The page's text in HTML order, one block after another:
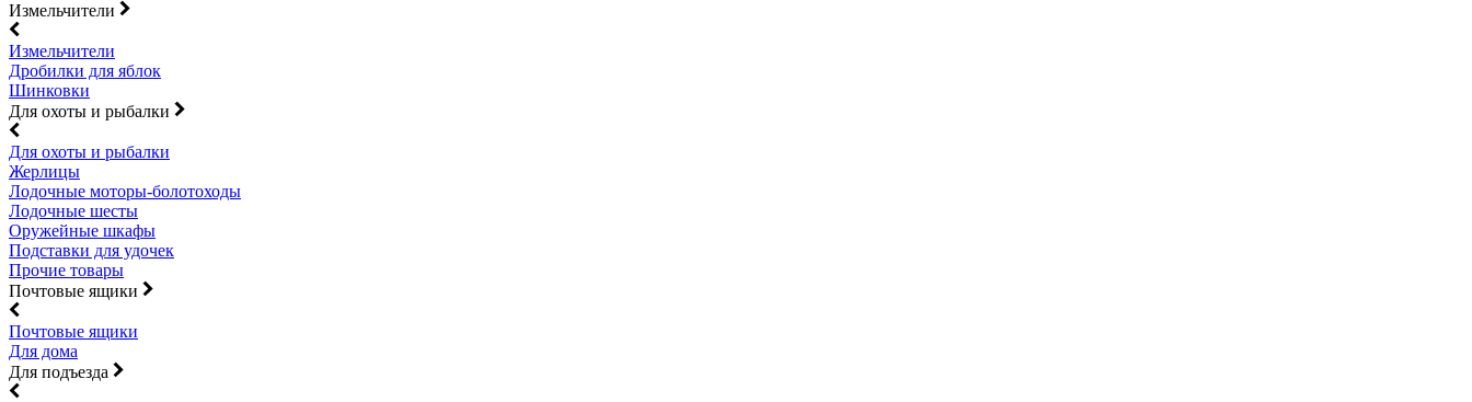
Измельчители
Измельчители
Дробилки для яблок
Шинковки
Для охоты и рыбалки
Для охоты и рыбалки
Жерлицы
Лодочные моторы-болотоходы
Лодочные шесты
Оружейные шкафы
Подставки для удочек
Прочие товары
Почтовые ящики
Почтовые ящики
Для дома
Для подъезда